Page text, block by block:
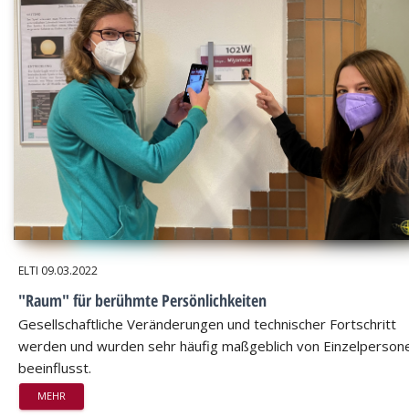
ELTI 09.03.2022
"Raum" für berühmte Persönlichkeiten
Gesellschaftliche Veränderungen und technischer Fortschritt
werden und wurden sehr häufig maßgeblich von
beeinflusst.
MEHR